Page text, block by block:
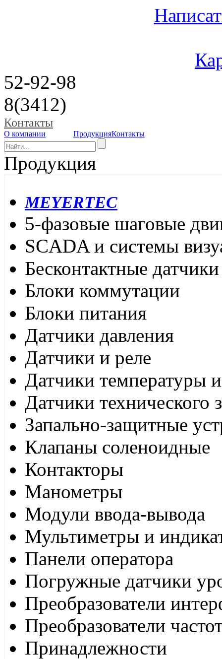
52-92-98
8(3412)
Контакты
О компании ПродукцияКонтакты
Продукция
MEYERTEC
5-фазовые шаговые
SCADA и системы
Бесконтактные датчики
Блоки коммутации
Блоки питания
Датчики давления
Датчики и реле
Датчики температуры
Датчики технического
Запально-защитные
Клапаны соленоидные
Контакторы
Манометры
Модули ввода-вывода
Мультиметры и
Панели оператора
Погружные датчики
Преобразователи
Преобразователи
Принадлежности